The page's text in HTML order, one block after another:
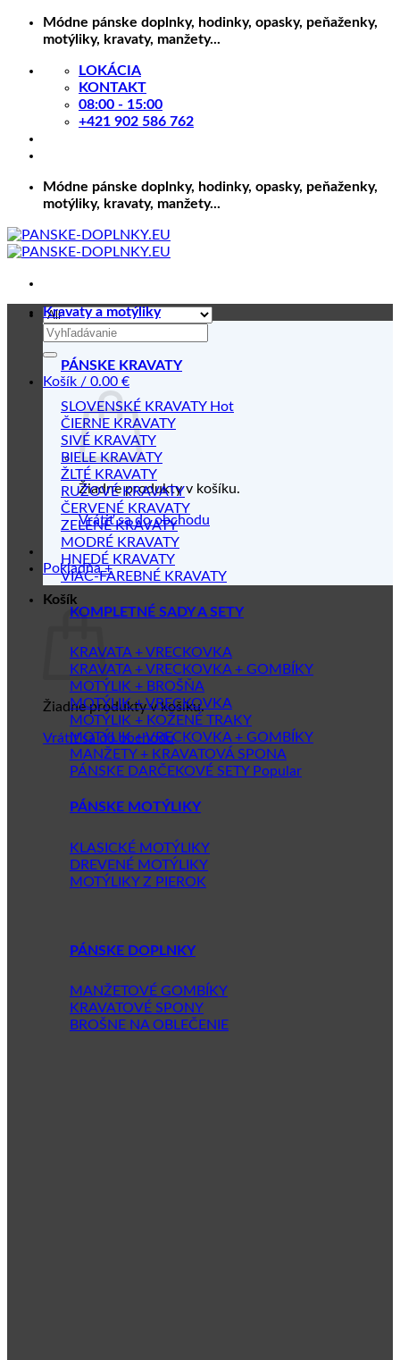
Skip
Módne pánske doplnky, hodinky, opasky, peňaženky,
motýliky, kravaty, manžety...
LOKÁCIA
KONTAKT
08:00 - 15:00
+421 902 586 762
Módne pánske doplnky, hodinky, opasky, peňaženky,
motýliky, kravaty, manžety...
Hľadať:
Košík / 0.00 €
Žiadne produkty v košíku.
Vrátiť sa do obchodu
Pokladňa +
Košík
Žiadne produkty v košíku.
Vrátiť sa do obchodu
Kravaty a motýliky
PÁNSKE KRAVATY
SLOVENSKÉ KRAVATY
ČIERNE KRAVATY
SIVÉ KRAVATY
BIELE KRAVATY
ŽLTÉ KRAVATY
RUŽOVÉ KRAVATY
ČERVENÉ KRAVATY
ZELENÉ KRAVATY
MODRÉ KRAVATY
HNEDÉ KRAVATY
VIAC-FAREBNÉ KRAVATY
KOMPLETNÉ SADY A SETY
KRAVATA + VRECKOVKA
KRAVATA + VRECKOVKA + GOMBÍKY
MOTÝLIK + BROŠŇA
MOTÝLIK + VRECKOVKA
MOTÝLIK + KOŽENÉ TRAKY
MOTÝLIK + VRECKOVKA + GOMBÍKY
MANŽETY + KRAVATOVÁ SPONA
PÁNSKE DARČEKOVÉ SETY
PÁNSKE MOTÝLIKY
KLASICKÉ MOTÝLIKY
DREVENÉ MOTÝLIKY
MOTÝLIKY Z PIEROK
PÁNSKE DOPLNKY
MANŽETOVÉ GOMBÍKY
KRAVATOVÉ SPONY
BROŠNE NA OBLEČENIE